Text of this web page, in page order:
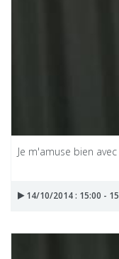
Je m'amuse bien
14/10/2014 : 15:00 -